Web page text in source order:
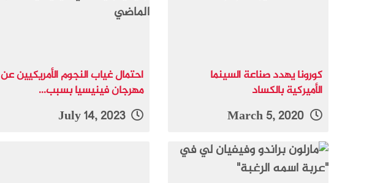
كورونا يهدد صناعة السينما
الأميركية بالكساد
احتمال غياب النجوم الأمريكيين عن
مهرجان فينيسيا بسبب...
July 14, 2023